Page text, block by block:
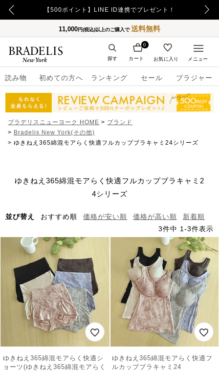
【500ポイント】LINE ID連携でプレゼント！
11,000円(税込)以上のご購入で送料無料
読み物 初めての方へ ランキング セール ブラジャー
カート
0
お気に入り
探す メニュー
ブラデリスニューヨーク HOME
ブランド
Bradelis New York(その他)
ゆきねえ365綿混モアらく快適フルカップブラキャミ24シリーズ
ゆきねえ365綿混モアらく快適フルカップブラキャミ2
4シリーズ
並び替え おすすめ順 価格が安い順 価格が高い順
新着順
3件中 1 -3件表示
ゆきねえ365綿混モアらく快適シ
ョーツ(ゆきねえ365綿混モアらく
ゆきねえ365綿混モアらく快適フ
ルカップブラキャミ24